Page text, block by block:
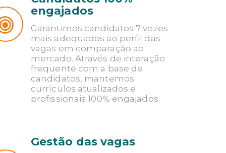
engajados
Garantimos candidatos 7 vezes
mais adequados ao perfil das
vagas em comparação ao
mercado. Através de interação
frequente com a base de
candidatos, mantemos
currículos atualizados e
profissionais 100% engajados.
Gestão das vagas